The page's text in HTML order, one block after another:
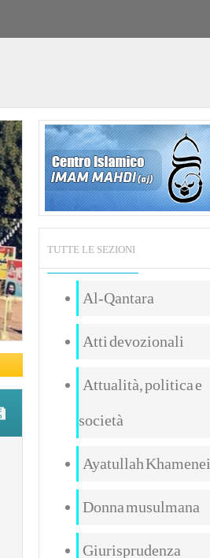
TUTTE LE SEZIONI
Al-Qantara
Atti devozionali
Attualità, politica e
società
Ayatullah Khamenei
Donna musulmana
Giurisprudenza